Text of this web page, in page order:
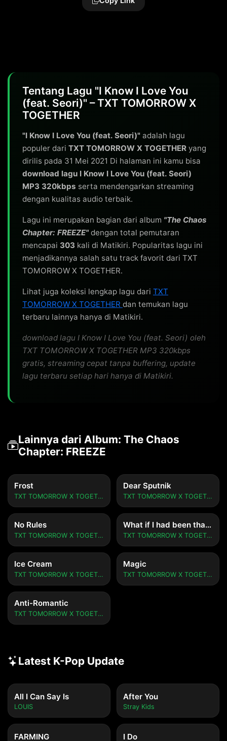
Tentang Lagu "I Know I Love You
(feat. Seori)" – TXT TOMORROW X
TOGETHER
"I Know I Love You (feat. Seori)" adalah lagu
populer dari TXT TOMORROW X TOGETHER yang
dirilis pada 31 Mei 2021 Di halaman ini kamu bisa
download lagu I Know I Love You (feat. Seori)
MP3 320kbps serta mendengarkan streaming
dengan kualitas audio terbaik.
Lagu ini merupakan bagian dari album "The Chaos
Chapter: FREEZE"dengan total pemutaran
mencapai 303 kali di Matikiri. Popularitas lagu ini
menjadikannya salah satu track favorit dari TXT
TOMORROW X TOGETHER.
Lihat juga koleksi lengkap lagu dari TXT
TOMORROW X TOGETHER dan temukan lagu
terbaru lainnya hanya di Matikiri.
download lagu I Know I Love You (feat. Seori) oleh
TXT TOMORROW X TOGETHER MP3 320kbps
gratis, streaming cepat tanpa buffering, update
lagu terbaru setiap hari hanya di Matikiri.
Lainnya dari Album: The Chaos
Chapter: FREEZE
Frost
TXT TOMORROW X TOGETHER
Dear Sputnik
TXT TOMORROW X TOGETHER
No Rules
TXT TOMORROW X TOGETHER
What if I had been that PUMA
TXT TOMORROW X TOGETHER
Ice Cream
TXT TOMORROW X TOGETHER
Magic
TXT TOMORROW X TOGETHER
Anti-Romantic
TXT TOMORROW X TOGETHER
Latest K-Pop Update
All I Can Say Is
LOUIS
After You
Stray Kids
FARMING I Do